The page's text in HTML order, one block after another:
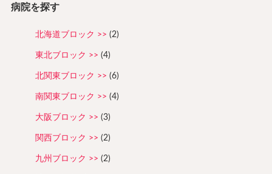
病院を探す
北海道ブロック (2)
東北ブロック (4)
北関東ブロック (6)
南関東ブロック (4)
大阪ブロック (3)
関西ブロック (2)
九州ブロック (2)